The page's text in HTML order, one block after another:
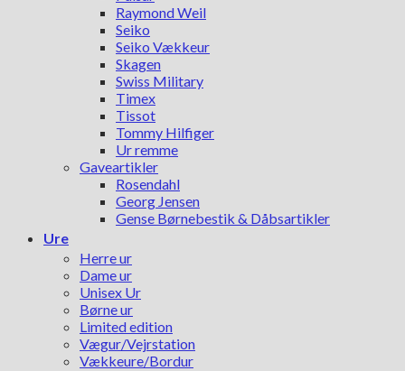
Raymond Weil
Seiko
Seiko Vækkeur
Skagen
Swiss Military
Timex
Tissot
Tommy Hilfiger
Ur remme
Gaveartikler
Rosendahl
Georg Jensen
Gense Børnebestik & Dåbsartikler
Ure
Herre ur
Dame ur
Unisex Ur
Børne ur
Limited edition
Vægur/Vejrstation
Vækkeure/Bordur